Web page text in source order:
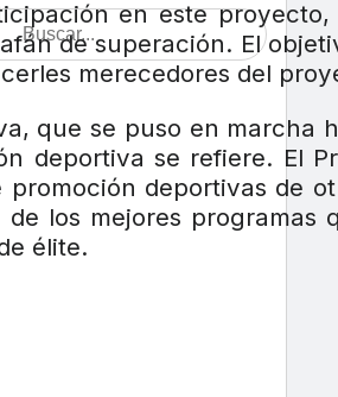
en este
de superación. El
merecedores del
que se puso en marcha
deportiva se refiere. El
promoción deportivas de
los mejores
élite.